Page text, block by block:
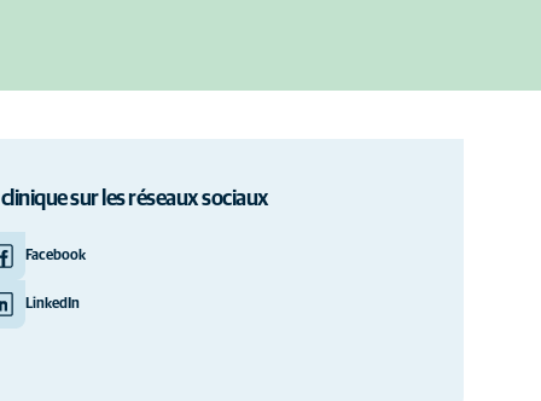
sur les réseaux sociaux
Facebook
LinkedIn